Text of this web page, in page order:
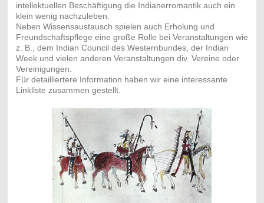
intellektuellen Beschäftigung die Indianerromantik auch ein
klein wenig nachzuleben.
Neben Wissensaustausch spielen auch Erholung und
Freundschaftspflege eine große Rolle bei Veranstaltungen wie
z. B., dem Indian Council des Westernbundes, der Indian
Week und vielen anderen Veranstaltungen div. Vereine oder
Vereinigungen.
Für detailliertere Information haben wir eine interessante
Linkliste zusammen gestellt.